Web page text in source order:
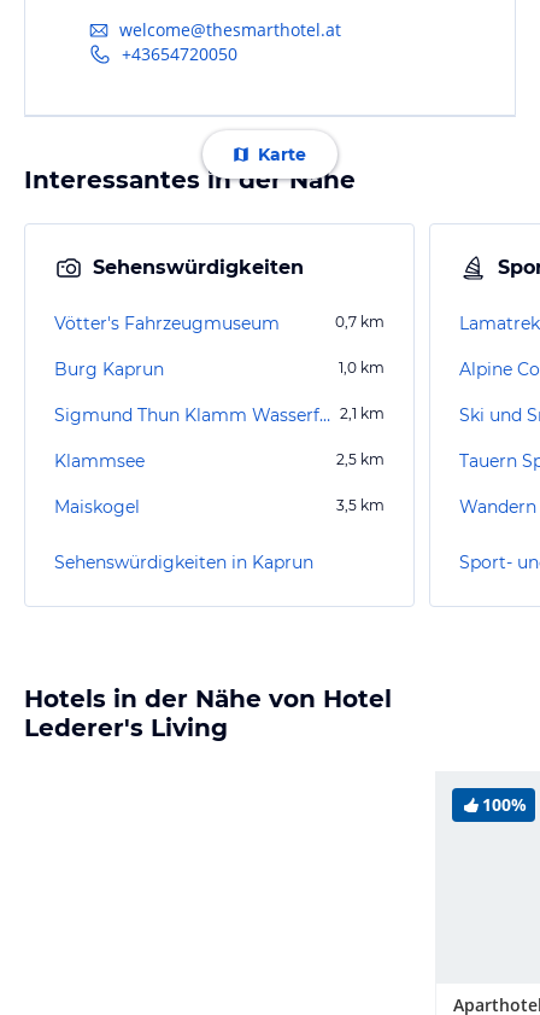
welcome@thesmarthotel.at
+43654720050
Karte
Interessantes in der Nähe
Sehenswürdigkeiten
Vötter's Fahrzeugmuseum 0,7 km
Burg Kaprun 1,0 km
Sigmund Thun Klamm Wasserfall 2,1 km
Klammsee 2,5 km
Maiskogel 3,5 km
Sehenswürdigkeiten in Kaprun
Alpine
Tauern
Sport-
Hotels in der Nähe von Hotel
Lederer's Living
100%